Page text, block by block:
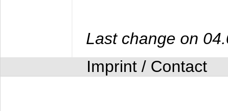
Last change on
Imprint / Contact